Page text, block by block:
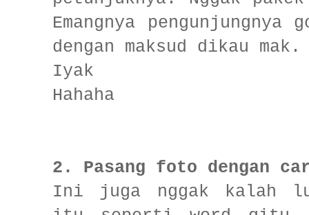
Emangnya
dengan maksud dikau mak.
Iyak
Hahaha
2. Pasang foto dengan
Ini juga nggak kalah